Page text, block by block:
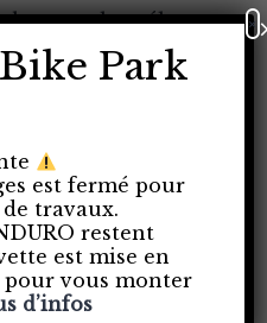
les vélos
vos pass
du télésiège
des navettes en
Park
est fermé pour
de travaux.
restent
est mise en
pour vous monter
d’infos
×